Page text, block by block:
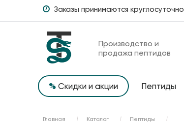
Заказы принимаются круглосуточно
Производство и
продажа пептидов
% Скидки и акции Пептиды
Главная Каталог Пептиды